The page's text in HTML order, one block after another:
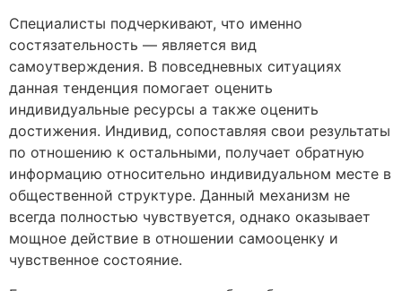
Специалисты подчеркивают, что именно
состязательность — является вид
самоутверждения. В повседневных ситуациях
данная тенденция помогает оценить
индивидуальные ресурсы а также оценить
достижения. Индивид, сопоставляя свои результаты
по отношению к остальными, получает обратную
информацию относительно индивидуальном месте в
общественной структуре. Данный механизм не
всегда полностью чувствуется, однако оказывает
мощное действие в отношении самооценку и
чувственное состояние.